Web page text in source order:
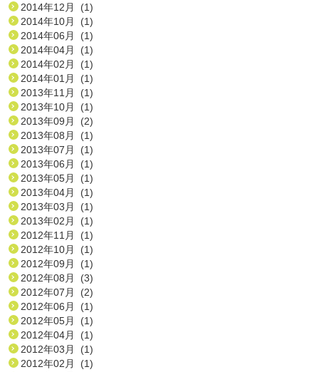
2014年12月 (1)
2014年10月 (1)
2014年06月 (1)
2014年04月 (1)
2014年02月 (1)
2014年01月 (1)
2013年11月 (1)
2013年10月 (1)
2013年09月 (2)
2013年08月 (1)
2013年07月 (1)
2013年06月 (1)
2013年05月 (1)
2013年04月 (1)
2013年03月 (1)
2013年02月 (1)
2012年11月 (1)
2012年10月 (1)
2012年09月 (1)
2012年08月 (3)
2012年07月 (2)
2012年06月 (1)
2012年05月 (1)
2012年04月 (1)
2012年03月 (1)
2012年02月 (1)